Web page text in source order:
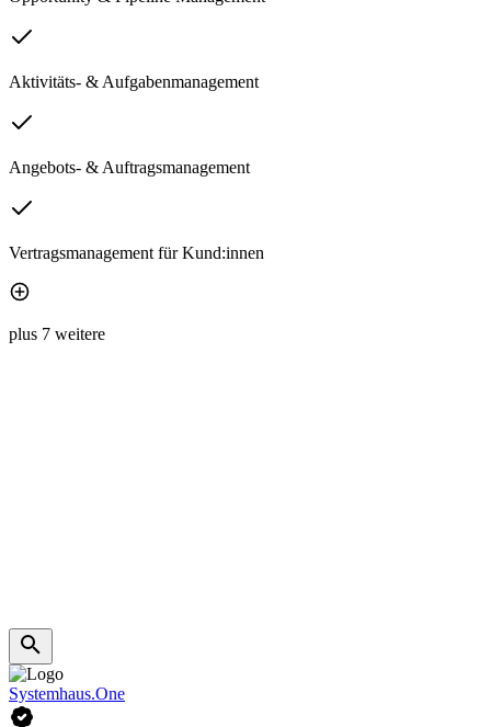
Aktivitäts- & Aufgabenmanagement
Angebots- & Auftragsmanagement
Vertragsmanagement für Kund:innen
plus 7 weitere
Systemhaus.One